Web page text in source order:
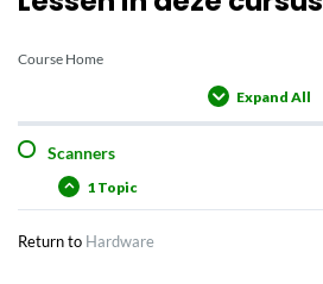
Course Home
Expand All
Scanners
1 Topic
Return to Hardware